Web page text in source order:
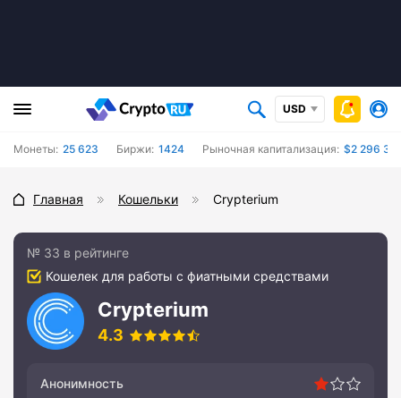
USD
Монеты: 25 623 Биржи: 1424 Рыночная капитализация: $2 296
Главная Кошельки Crypterium
№ 33 в рейтинге
Кошелек для работы с фиатными средствами
Crypterium
4.3
Анонимность